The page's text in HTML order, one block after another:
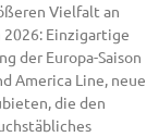
Vielfalt an
Einzigartige
der Europa-Saison
America Line, neue
die den